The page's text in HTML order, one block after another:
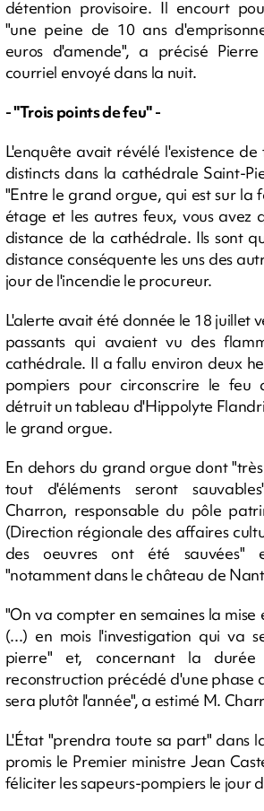
détention provisoire. Il encourt
"une peine de 10 ans
euros d'amende", a précisé
courriel envoyé dans la nuit.
- "Trois points de feu" -
L'enquête avait révélé l'existence
distincts dans la cathédrale Saint-
"Entre le grand orgue, qui est sur la
étage et les autres feux, vous avez
distance de la cathédrale. Ils sont
distance conséquente les uns des
jour de l'incendie le procureur.
L'alerte avait été donnée le 18 juillet
passants qui avaient vu des
cathédrale. Il a fallu environ deux
pompiers pour circonscrire le feu
détruit un tableau d'Hippolyte
le grand orgue.
En dehors du grand orgue dont
tout d'éléments seront
Charron, responsable du pôle
(Direction régionale des affaires
des oeuvres ont été sauvées"
"notamment dans le château de
"On va compter en semaines la mise
(...) en mois l'investigation qui va
pierre" et, concernant la
reconstruction précédé d'une phase
sera plutôt l'année", a estimé M.
L'État "prendra toute sa part" dans
promis le Premier ministre Jean
féliciter les sapeurs-pompiers le jour